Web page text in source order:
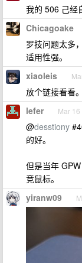
我的 506 己经
Chicagoake
罗技问题太多
适用性强。
xiaoleis
放个链接看看。
lefer Mar 16
@desstiony
的好。
但是当年
竞鼠标。
yiranw09